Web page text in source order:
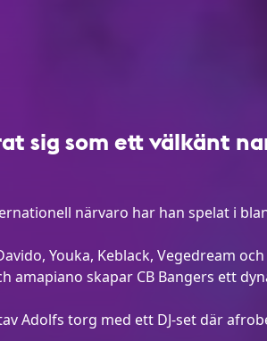
sig som ett välkänt
närvaro har han spelat i
Youka, Keblack, Vegedream
skapar CB Bangers ett
Adolfs torg med ett DJ-set där